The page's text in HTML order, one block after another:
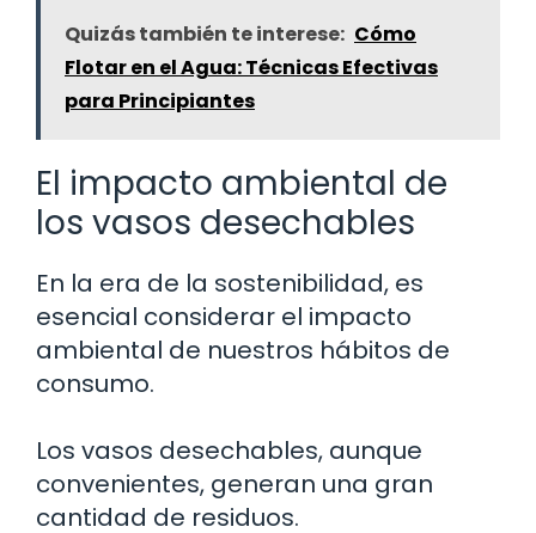
Quizás también te interese: Cómo
Flotar en el Agua: Técnicas Efectivas
para Principiantes
El impacto ambiental de
los vasos desechables
En la era de la sostenibilidad, es
esencial considerar el impacto
ambiental de nuestros hábitos de
consumo.
Los vasos desechables, aunque
convenientes, generan una gran
cantidad de residuos.